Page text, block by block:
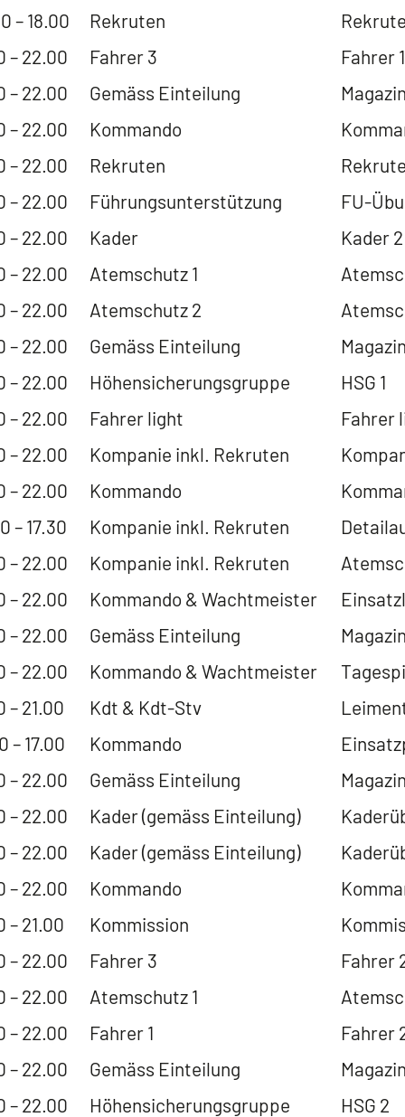
– 18.00 Rekruten
– 22.00 Fahrer 3
Fahrer
– 22.00 Gemäss Einteilung
– 22.00 Kommando
– 22.00 Rekruten
– 22.00 Führungsunterstützung
FU-
– 22.00 Kader
Kader 2
– 22.00 Atemschutz 1
– 22.00 Atemschutz 2
– 22.00 Gemäss Einteilung
– 22.00 Höhensicherungsgruppe
HSG 1
– 22.00 Fahrer light
Fahrer
– 22.00 Kompanie inkl. Rekruten
– 22.00 Kommando
– 17.30 Kompanie inkl. Rekruten
– 22.00 Kompanie inkl. Rekruten
– 22.00 Kommando & Wachtmeister
– 22.00 Gemäss Einteilung
– 22.00 Kommando & Wachtmeister
– 21.00 Kdt & Kdt-Stv
– 17.00 Kommando
– 22.00 Gemäss Einteilung
– 22.00 Kader (gemäss Einteilung)
– 22.00 Kader (gemäss Einteilung)
– 22.00 Kommando
– 21.00 Kommission
– 22.00 Fahrer 3
Fahrer
– 22.00 Atemschutz 1
– 22.00 Fahrer 1
Fahrer
– 22.00 Gemäss Einteilung
– 22.00 Höhensicherungsgruppe
HSG 2